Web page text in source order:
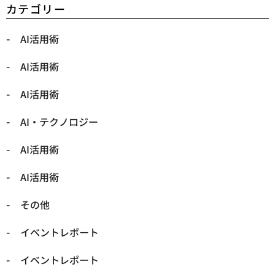
カテゴリー
AI活用術
AI活用術
AI活用術
​AI・テクノロジー
​AI活用術
​AI活用術
​その他
​イベントレポート
​イベントレポート